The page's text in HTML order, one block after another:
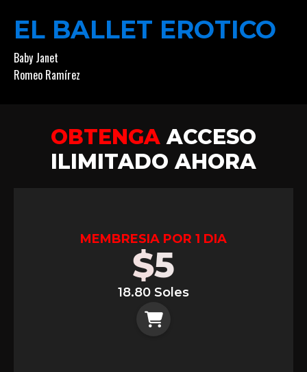
EL BALLET EROTICO
Baby Janet
Romeo Ramírez
OBTENGA ACCESO
ILIMITADO AHORA
MEMBRESIA POR 1 DIA
$5
18.80 Soles